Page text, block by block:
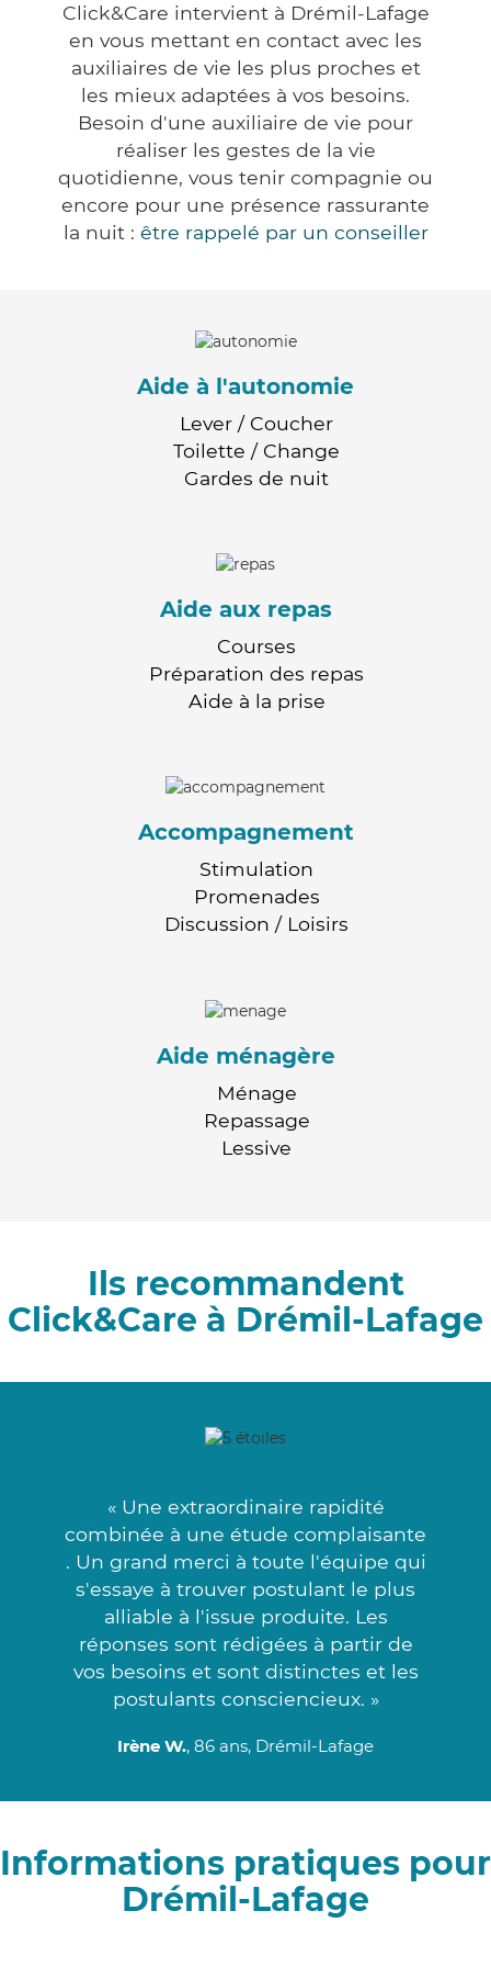
Click&Care intervient à Drémil-Lafage
en vous mettant en contact avec les
auxiliaires de vie les plus proches et
les mieux adaptées à vos besoins.
Besoin d'une auxiliaire de vie pour
réaliser les gestes de la vie
quotidienne, vous tenir compagnie ou
encore pour une présence rassurante
la nuit : être rappelé par un conseiller
Aide à l'autonomie
Lever / Coucher
Toilette / Change
Gardes de nuit
Aide aux repas
Courses
Préparation des repas
Aide à la prise
Accompagnement
Stimulation
Promenades
Discussion / Loisirs
Aide ménagère
Ménage
Repassage
Lessive
Ils recommandent
Click&Care à Drémil-Lafage
« Une extraordinaire rapidité
combinée à une étude complaisante
. Un grand merci à toute l'équipe qui
s'essaye à trouver postulant le plus
alliable à l'issue produite. Les
réponses sont rédigées à partir de
vos besoins et sont distinctes et les
postulants consciencieux. »
Irène W., 86 ans, Drémil-Lafage
Informations pratiques pour
Drémil-Lafage